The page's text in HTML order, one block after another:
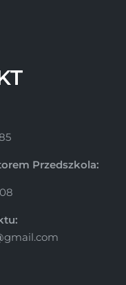
Przedszkola: